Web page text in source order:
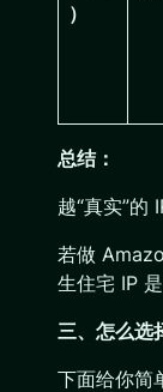
）
总结：
越“真实”的
若做
生住宅 IP 是
三、怎么选
下面给你